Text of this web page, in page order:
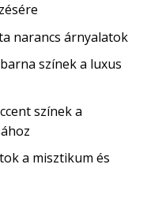
narancs árnyalatok
színek a luxus
színek a
a misztikum és